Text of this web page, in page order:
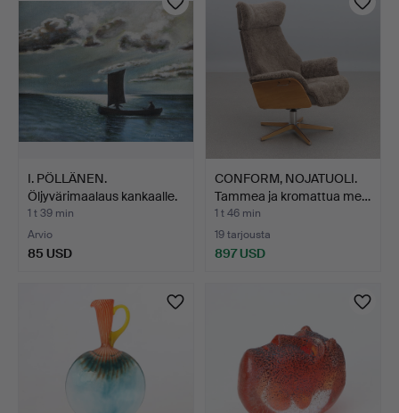
I. PÖLLÄNEN.
Öljyvärimaalaus kankaalle.
Ve…
1 t 39 min
Arvio
85 USD
CONFORM, NOJATUOLI.
Tammea ja kromattua me…
1 t 46 min
19 tarjousta
897 USD